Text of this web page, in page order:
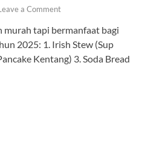
a Comment
murah tapi bermanfaat bagi
2025: 1. Irish Stew (Sup
Kentang) 3. Soda Bread